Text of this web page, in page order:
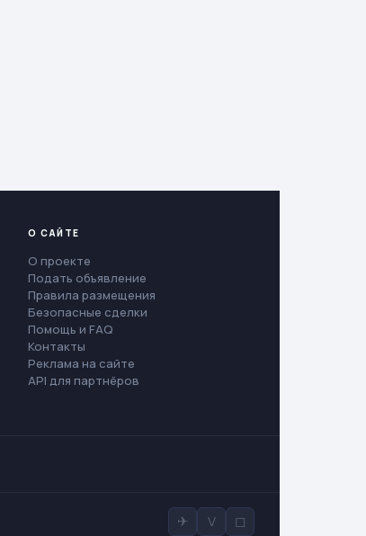
О САЙТЕ
О проекте
Подать объявление
Правила размещения
Безопасные сделки
Помощь и FAQ
Контакты
Реклама на сайте
API для партнёров
✈ V ◻